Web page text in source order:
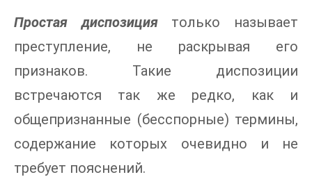
Простая диспозициятолько называет
преступление, не раскрывая его
признаков. Такие диспозиции
встречаются так же редко, как и
общепризнанные (бесспорные) термины,
содержание которых очевидно и не
требует пояснений.